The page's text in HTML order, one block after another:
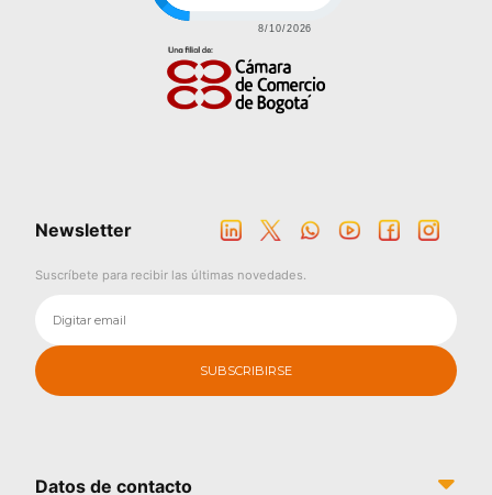
Imagen
Datos de contacto
Newsletter
Suscríbete para recibir las últimas novedades.